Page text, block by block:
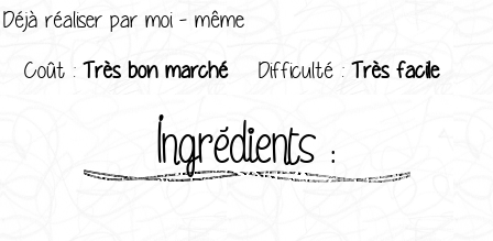
Déjà réaliser par moi - même
Coût :Très bon marché Difficulté :Très facile
Ingrédients :